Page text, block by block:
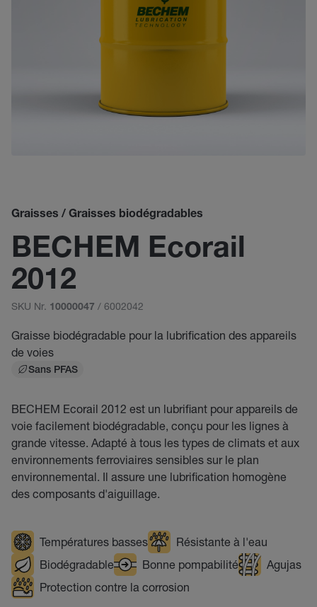
Graisses / Graisses biodégradables
BECHEM Ecorail
2012
SKU Nr. 10000047 / 6002042
Graisse biodégradable pour la lubrification des appareils
de voies
Sans PFAS
BECHEM Ecorail 2012 est un lubrifiant pour appareils de
voie facilement biodégradable, conçu pour les lignes à
grande vitesse. Adapté à tous les types de climats et aux
environnements ferroviaires sensibles sur le plan
environnemental. Il assure une lubrification homogène
des composants d'aiguillage.
Températures basses
Résistante à l'eau
Biodégradable
Bonne pompabilité
Agujas
Protection contre la corrosion